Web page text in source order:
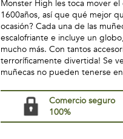
Monster High les toca mover
1600años, así que qué mejor
ocasión? Cada una de las
escalofriante e incluye un
mucho más. Con tantos
terroríficamente divertida! Se
muñecas no pueden tenerse
Comercio seguro
100%